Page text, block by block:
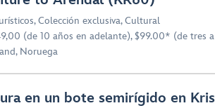
,Colección exclusiva,Cultural
(de 10 años en adelante), $99.00* (de tres
Noruega
en un bote semirígido en